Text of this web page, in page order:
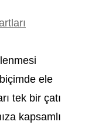
ele
tek bir çatı
kapsamlı